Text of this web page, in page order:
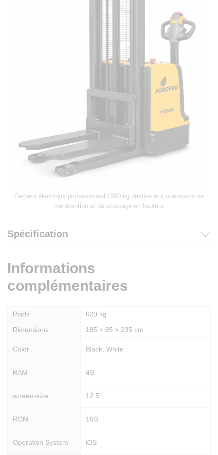
Gerbeur électrique professionnel 1500 kg destiné aux opérations de
manutention et de stockage en hauteur.
Spécification
Informations
complémentaires
Poids
620 kg
Dimensions
185 × 85 × 235 cm
Color Black, White
RAM 4G
screen-size 12.5"
ROM 16G
Operation System iOS